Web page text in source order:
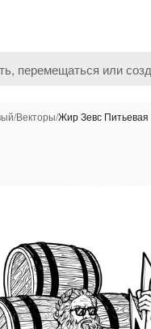
/Векторы/Жир Зевс